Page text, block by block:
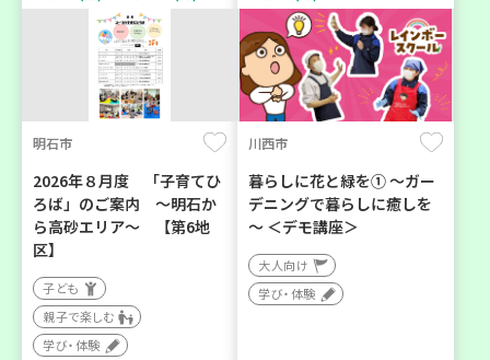
明石市
2026年８月度 「子育てひ
ろば」のご案内 ～明石か
ら高砂エリア～ 【第6地
区】
子ども
親子で楽しむ
学び・体験
川西市
暮らしに花と緑を① ～ガー
デニングで暮らしに癒しを
～ ＜デモ講座＞
大人向け
学び・体験